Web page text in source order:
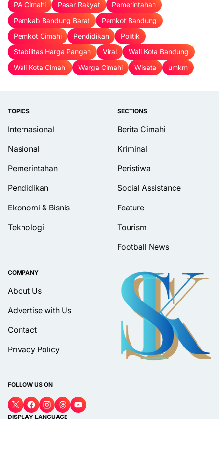
PA Cimahi
Pasar Rakyat
Pemerintahan
Pemkab Bandung Barat
Pemkot Bandung
Pemkot Cimahi
Pendidikan
Politik
Stabilitas Harga Pangan
Viral
Wali Kota Bandung
Wali Kota Cimahi
Warga Cimahi Wisata umkm
TOPICS
Internasional
Nasional
Pemerintahan
Pendidikan
Ekonomi & Bisnis
Teknologi
SECTIONS
Berita Cimahi
Kriminal
Peristiwa
Social Assistance
Feature
Tourism
Football News
COMPANY
About Us
Advertise with Us
Contact
Privacy Policy
FOLLOW US ON
DISPLAY LANGUAGE